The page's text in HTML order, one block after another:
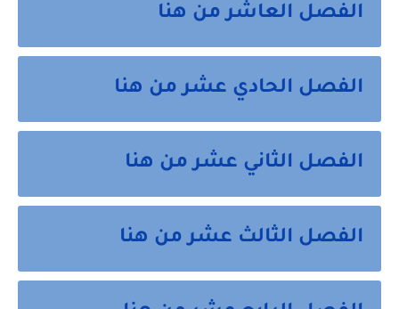
الفصل العاشر من هنا
الفصل الحادي عشر من هنا
الفصل الثاني عشر من هنا
الفصل الثالث عشر من هنا